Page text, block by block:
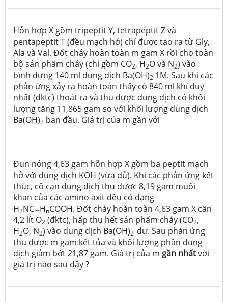
Hỗn hợp X gồm tripeptit Y, tetrapeptit Z và
pentapeptit T (đều mạch hở) chỉ được tạo ra từ Gly,
Ala và Val. Đốt cháy hoàn toàn m gam X rồi cho toàn
bộ sản phẩm cháy (chỉ gồm CO2, H2O và N2) vào
bình đựng 140 ml dung dịch Ba(OH)2 1M. Sau khi các
phản ứng xảy ra hoàn toàn thấy có 840 ml khí duy
nhất (đktc) thoát ra và thu được dung dịch có khối
lượng tăng 11,865 gam so với khối lượng dung dịch
Ba(OH)2 ban đầu. Giá trị của m gần với
Đun nóng 4,63 gam hỗn hợp X gồm ba peptit mạch
hở với dung dịch KOH (vừa đủ). Khi các phản ứng kết
thúc, cô cạn dung dịch thu được 8,19 gam muối
khan của các amino axit đều có dạng
H2NCmHnCOOH. Đốt cháy hoàn toàn 4,63 gam X cần
4,2 lít O2 (đktc), hấp thụ hết sản phẩm cháy (CO2,
H2O, N2) vào dung dịch Ba(OH)2 dư. Sau phản ứng
thu được m gam kết tủa và khối lượng phần dung
dịch giảm bớt 21,87 gam. Giá trị của m gần nhấtvới
giá trị nào sau đây ?